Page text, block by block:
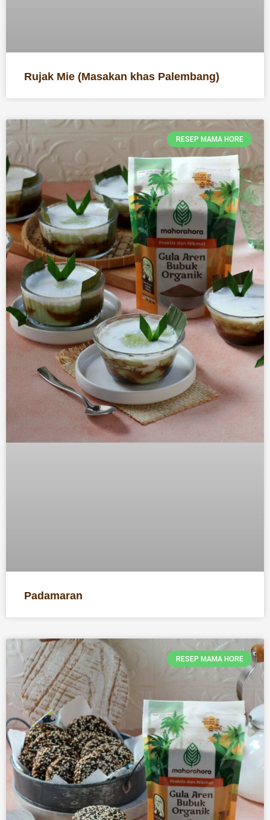
Rujak Mie (Masakan khas Palembang)
RESEP MAMA HORE
Padamaran
RESEP MAMA HORE